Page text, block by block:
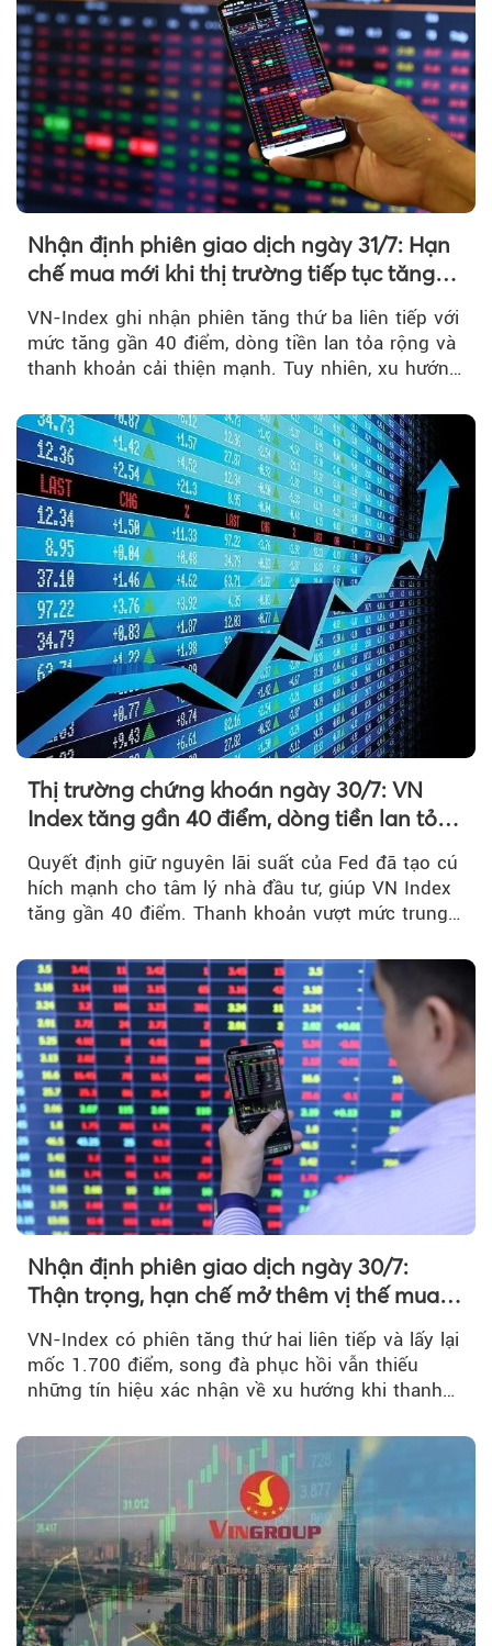
Nhận định phiên giao dịch ngày 31/7: Hạn
chế mua mới khi thị trường tiếp tục tăng
VN-Index ghi nhận phiên tăng thứ ba liên tiếp với
mức tăng gần 40 điểm, dòng tiền lan tỏa rộng và
thanh khoản cải thiện mạnh. Tuy nhiên, xu hướng
Thị trường chứng khoán ngày 30/7: VN
Index tăng gần 40 điểm, dòng tiền lan tỏa
mạnh sau tín hiệu tích cực từ Fed
Quyết định giữ nguyên lãi suất của Fed đã tạo cú
hích mạnh cho tâm lý nhà đầu tư, giúp VN Index
tăng gần 40 điểm. Thanh khoản vượt mức trung
Nhận định phiên giao dịch ngày 30/7:
Thận trọng, hạn chế mở thêm vị thế mua
VN-Index có phiên tăng thứ hai liên tiếp và lấy lại
mốc 1.700 điểm, song đà phục hồi vẫn thiếu
những tín hiệu xác nhận về xu hướng khi thanh